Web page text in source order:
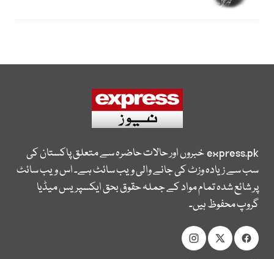
express.pkخبروں اور حالات حاضرہ سے متعلق پاکستان کی
سب سے زیادہ وزٹ کی جانے والی ویب سائٹ ہے۔ اس ویب سائٹ
پر شائع شدہ تمام مواد کے جملہ حقوق بحق ایکسپریس میڈیا
گروپ محفوظ ہیں۔